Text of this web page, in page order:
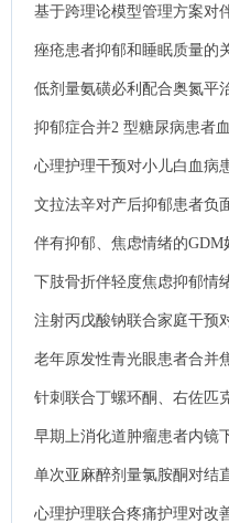
基于跨理论模型管理方案对
韧性及睡眠障碍的影响.
痤疮患者抑郁和睡眠质量的
低剂量氨磺必利配合奥氮平
睡眠及认知功能的影响.
抑郁症合并2 型糖尿病患者
相关性.
心理护理干预对小儿白血病
文拉法辛对产后抑郁患者负
伴有抑郁、焦虑情绪的
下肢骨折伴轻度焦虑抑郁情
及疼痛的控制观察.
注射丙戊酸钠联合家庭干预
围术期应激状态的影响.
老年原发性青光眼患者合并
针刺联合丁螺环酮、右佐匹
疗效观察.
早期上消化道肿瘤患者内镜
及影响因素.
单次亚麻醉剂量氯胺酮对结
应的影响.
心理护理联合疼痛护理对改